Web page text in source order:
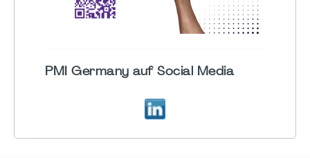
PMI Germany auf Social Media